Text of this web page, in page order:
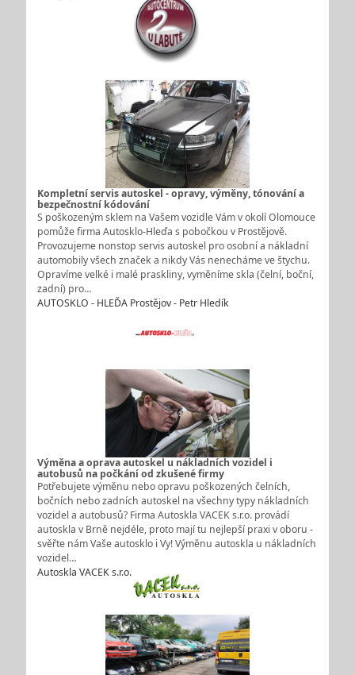
Kompletní servis autoskel - opravy, výměny, tónování a
bezpečnostní kódování
S poškozeným sklem na Vašem vozidle Vám v okolí Olomouce
pomůže firma Autosklo-Hleďa s pobočkou v Prostějově.
Provozujeme nonstop servis autoskel pro osobní a nákladní
automobily všech značek a nikdy Vás nenecháme ve štychu.
Opravíme velké i malé praskliny, vyměníme skla (čelní, boční,
zadní) pro…
AUTOSKLO - HLEĎA Prostějov - Petr Hledík
Výměna a oprava autoskel u nákladních vozidel i
autobusů na počkání od zkušené firmy
Potřebujete výměnu nebo opravu poškozených čelních,
bočních nebo zadních autoskel na všechny typy nákladních
vozidel a autobusů? Firma Autoskla VACEK s.r.o. provádí
autoskla v Brně nejdéle, proto mají tu nejlepší praxi v oboru -
svěřte nám Vaše autosklo i Vy! Výměnu autoskla u nákladních
vozidel…
Autoskla VACEK s.r.o.